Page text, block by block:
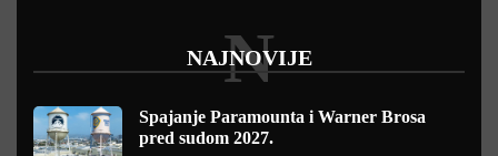
NAJNOVIJE
N
Spajanje Paramounta i Warner Brosa
pred sudom 2027.